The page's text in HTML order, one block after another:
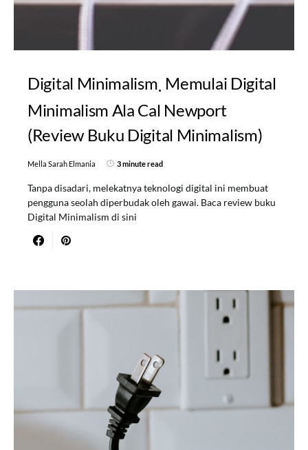
Digital Minimalism Memulai Digital
Minimalism Ala Cal Newport
(Review Buku Digital Minimalism)
Mella Sarah Elmania 3 minute read
Tanpa disadari, melekatnya teknologi digital ini membuat
pengguna seolah diperbudak oleh gawai. Baca review buku
Digital Minimalism di sini